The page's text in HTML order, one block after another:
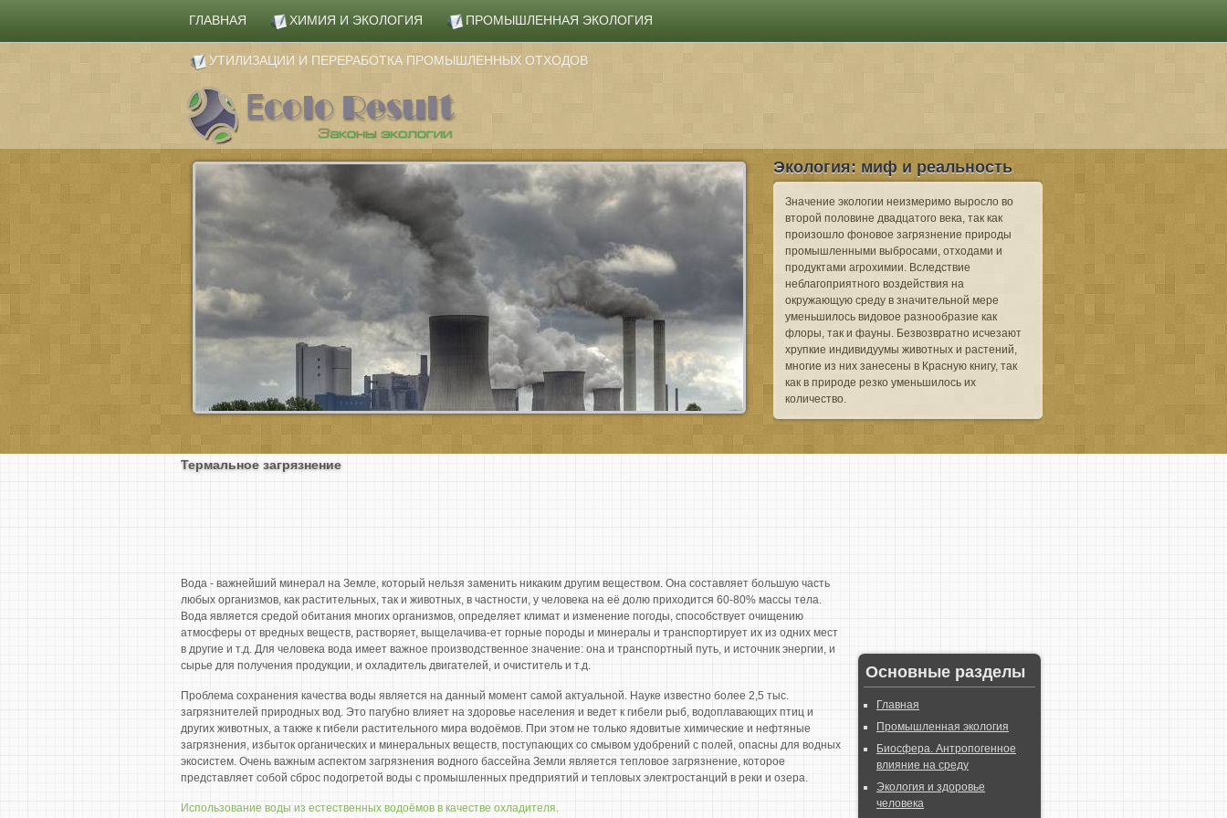
ГЛАВНАЯ ХИМИЯ И ЭКОЛОГИЯ ПРОМЫШЛЕННАЯ ЭКОЛОГИЯ
УТИЛИЗАЦИИ И ПЕРЕРАБОТКА ПРОМЫШЛЕННЫХ ОТХОДОВ
Экология: миф и реальность
Значение экологии неизмеримо выросло во
второй половине двадцатого века, так как
произошло фоновое загрязнение природы
промышленными выбросами, отходами и
продуктами агрохимии. Вследствие
неблагоприятного воздействия на
окружающую среду в значительной мере
уменьшилось видовое разнообразие как
флоры, так и фауны. Безвозвратно исчезают
хрупкие индивидуумы животных и растений,
многие из них занесены в Красную книгу, так
как в природе резко уменьшилось их
количество.
Термальное загрязнение
Вода - важнейший минерал на Земле, который нельзя заменить никаким другим веществом. Она составляет большую часть
любых организмов, как растительных, так и животных, в частности, у человека на её долю приходится 60-80% массы тела.
Вода является средой обитания многих организмов, определяет климат и изменение погоды, способствует очищению
атмосферы от вредных веществ, растворяет, выщелачива-ет горные породы и минералы и транспортирует их из одних мест
в другие и т.д. Для человека вода имеет важное производственное значение: она и транспортный путь, и источник энергии, и
сырье для получения продукции, и охладитель двигателей, и очиститель и т.д.
Проблема сохранения качества воды является на данный момент самой актуальной. Науке известно более 2,5 тыс.
загрязнителей природных вод. Это пагубно влияет на здоровье населения и ведет к гибели рыб, водоплавающих птиц и
других животных, а также к гибели растительного мира водоёмов. При этом не только ядовитые химические и нефтяные
загрязнения, избыток органических и минеральных веществ, поступающих со смывом удобрений с полей, опасны для водных
экосистем. Очень важным аспектом загрязнения водного бассейна Земли является тепловое загрязнение, которое
представляет собой сброс подогретой воды с промышленных предприятий и тепловых электростанций в реки и озера.
Использование воды из естественных водоёмов в качестве охладителя.
Основные разделы
Главная
Промышленная экология
Биосфера. Антропогенное
влияние на среду
Экология и здоровье
человека